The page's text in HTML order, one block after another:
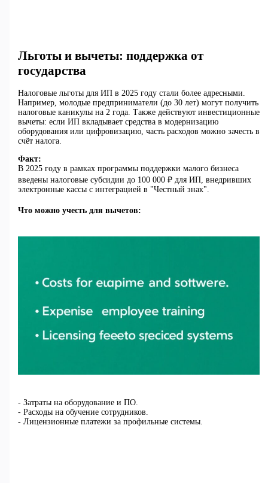
Льготы и вычеты: поддержка от
государства
Налоговые льготы для ИП в 2025 году стали более адресными.
Например, молодые предприниматели (до 30 лет) могут получить
налоговые каникулы на 2 года. Также действуют инвестиционные
вычеты: если ИП вкладывает средства в модернизацию
оборудования или цифровизацию, часть расходов можно зачесть в
счёт налога.
Факт:
В 2025 году в рамках программы поддержки малого бизнеса
введены налоговые субсидии до 100 000 ₽ для ИП, внедривших
электронные кассы с интеграцией в "Честный знак".
Что можно учесть для вычетов:
- Затраты на оборудование и ПО.
- Расходы на обучение сотрудников.
- Лицензионные платежи за профильные системы.